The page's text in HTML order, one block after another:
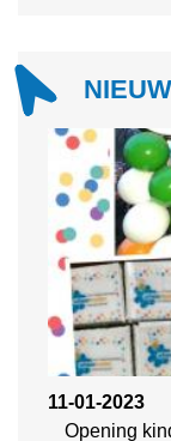
11-01-2023
Opening